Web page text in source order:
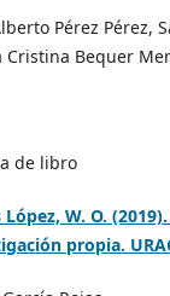
Pérez Pérez,
Cristina Bequer
de libro
López, W. O.
propia.